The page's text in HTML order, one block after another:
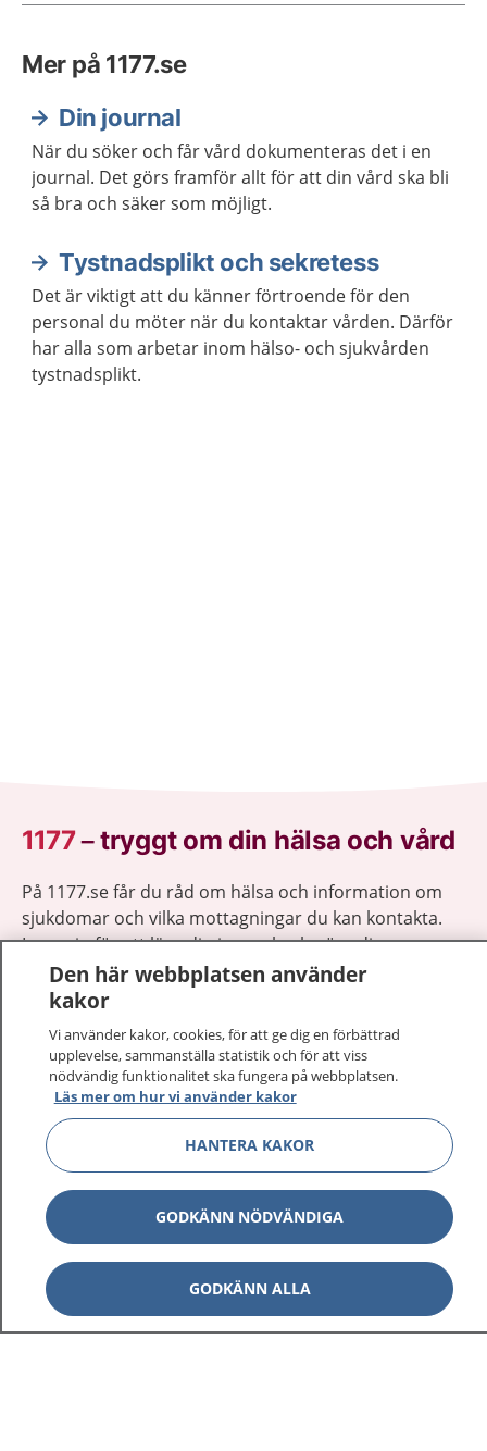
Mer på 1177.se
Din journal
När du söker och får vård dokumenteras det i en
journal. Det görs framför allt för att din vård ska bli
så bra och säker som möjligt.
Tystnadsplikt och sekretess
Det är viktigt att du känner förtroende för den
personal du möter när du kontaktar vården. Därför
har alla som arbetar inom hälso- och sjukvården
tystnadsplikt.
1177–tryggt om din hälsa och vård
På 1177.se får du råd om hälsa och information om
sjukdomar och vilka mottagningar du kan kontakta.
Logga in för att läsa din journal och göra dina
vårdärenden. Ring telefonnummer 1177 för
sjukvårdsrådgivning dygnet runt.
1177 på flera språk Visa
Om 1177 Visa
Kontakt Visa
Den här webbplatsen använder
kakor
Vi använder kakor, cookies, för att ge dig en förbättrad
upplevelse, sammanställa statistik och för att viss
nödvändig funktionalitet ska fungera på webbplatsen.
Läs mer om hur vi använder kakor
HANTERA KAKOR
GODKÄNN NÖDVÄNDIGA
GODKÄNN ALLA